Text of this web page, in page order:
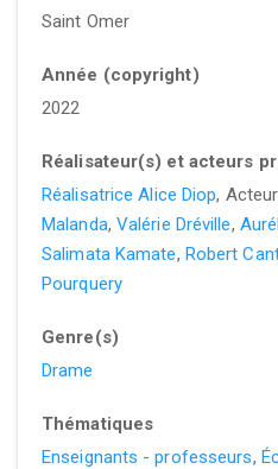
Saint Omer
Année (copyright)
2022
Réalisateur(s) et acteurs
Réalisatrice Alice Diop,
Malanda, Valérie Dréville,
Salimata Kamate, Robert
Pourquery
Genre(s)
Drame
Thématiques
Enseignants - professeurs,